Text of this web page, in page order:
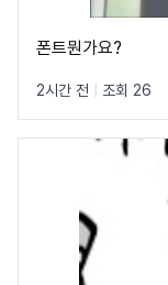
폰트뭔가요?
2시간 전 조회 26